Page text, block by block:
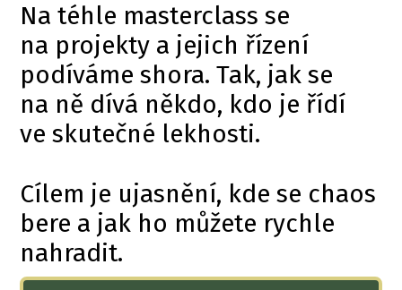
Na téhle masterclass se
na projekty a jejich řízení
podíváme shora. Tak, jak se
na ně dívá někdo, kdo je řídí
ve skutečné lekhosti.
Cílem je ujasnění, kde se chaos
bere a jak ho můžete rychle
nahradit.